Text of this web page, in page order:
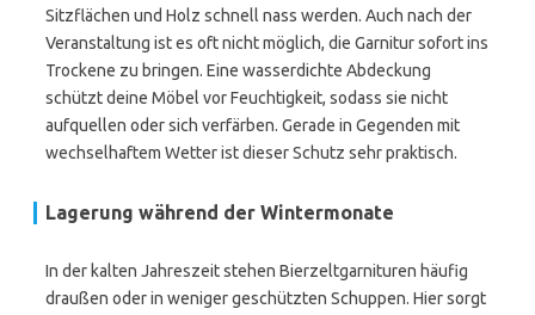
Sitzflächen und Holz schnell nass werden. Auch nach der
Veranstaltung ist es oft nicht möglich, die Garnitur sofort ins
Trockene zu bringen. Eine wasserdichte Abdeckung
schützt deine Möbel vor Feuchtigkeit, sodass sie nicht
aufquellen oder sich verfärben. Gerade in Gegenden mit
wechselhaftem Wetter ist dieser Schutz sehr praktisch.
Lagerung während der Wintermonate
In der kalten Jahreszeit stehen Bierzeltgarnituren häufig
draußen oder in weniger geschützten Schuppen. Hier sorgt